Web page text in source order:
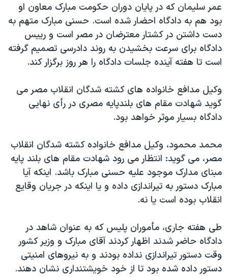
صفحه‌های ویژه
سفر پرزیدنت ترامپ به چین
عمر سليمان که در پايان دوران حکومت مبارک معاون او
بود هم به دادگاه احضار شده است. حسنی مبارک متهم به
دست داشتن در کشتار معترضان در مصر است و رييس
دادگاه برای سرعت بخشيدن به روند دادرسی تصميم گرفته
است تا هفته آينده جلسات دادگاه را هر روز برگزار کند.
وکيل مدافع خانواده های کشته شدگان انقلاب مصر می
گويد شهادت مقام های بلندپايه مصری در رأی نهايی
دادگاه بسيار موثر خواهد بود.
محمد محمود، وکيل مدافع خانواده کشته شدگان انقلاب
مصر، می گويد: انتظار می رود شهادت مقام های بلند پايه
مبنای مدارک موجود عليه حسنی مبارک باشد. اينکه آيا
مبارک دستور به تيراندازی داده و يا اينکه در جريان وقايع
انقلاب بوده است يا نه.
طی هفته جاری، مأموران پليس که به عنوان شاهد در
دادگاه حاضر شدند اظهار کردند آقای مبارک و وزير کشور
وقت دستور تيراندازی نداده بودند و به نيروهای امنيتی
دستور داده شده بود تا از خود خويشتنداری نشان دهند.